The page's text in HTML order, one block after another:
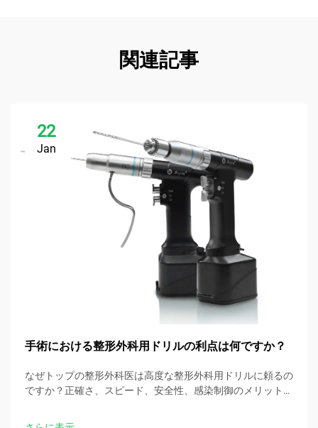
関連記事
22
Jan
手術における整形外科用ドリルの利点は何ですか？
なぜトップの整形外科医は高度な整形外科用ドリルに頼るの
ですか？正確さ、スピード、安全性、感染制御のメリットを
ロードしてください。